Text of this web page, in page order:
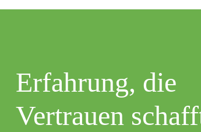
Erfahrung, die
Vertrauen